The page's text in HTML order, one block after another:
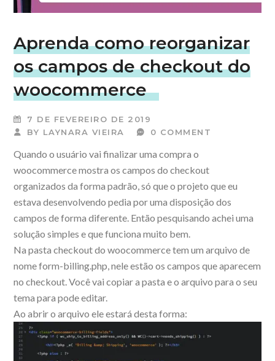
Aprenda como reorganizar
os campos de checkout do
woocommerce
7 DE FEVEREIRO DE 2019
BY LAYNARA VIEIRA 0 COMMENT
Quando o usuário vai finalizar uma compra o
woocommerce mostra os campos do checkout
organizados da forma padrão, só que o projeto que eu
estava desenvolvendo pedia por uma disposição dos
campos de forma diferente. Então pesquisando achei uma
solução simples e que funciona muito bem.
Na pasta checkout do woocommerce tem um arquivo de
nome form-billing.php, nele estão os campos que aparecem
no checkout. Você vai copiar a pasta e o arquivo para o seu
tema para pode editar.
Ao abrir o arquivo ele estará desta forma: